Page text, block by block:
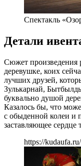
Спектакль
Детали
Сюжет произведения
деревушке, коих
лучших друзей,
Зулькарнай,
буквально душой
Казалось бы, что
с обыденной колеи и
заставляющее сердце
https://